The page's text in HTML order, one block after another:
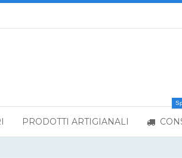
PRODOTTI ARTIGIANALI